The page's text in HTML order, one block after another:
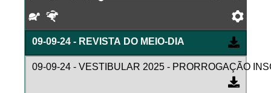
Devagar
09-09-24 - REVISTA DO MEIO-DIA
09-09-24 - VESTIBULAR 2025 - PRORROGAÇÃO